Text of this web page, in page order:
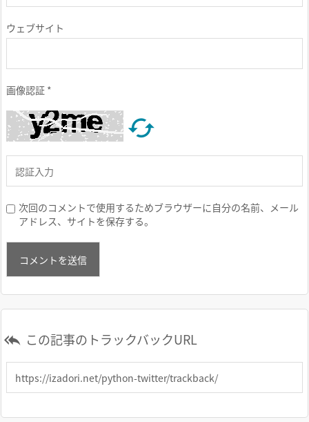
ウェブサイト
画像認証 *

次回のコメントで使用するためブラウザーに自分の名前、メール
アドレス、サイトを保存する。
 この記事のトラックバックURL